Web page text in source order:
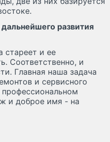
развития
стареет и ее
Соответственно, и
Главная наша задача
и сервисного
и доброе имя - на